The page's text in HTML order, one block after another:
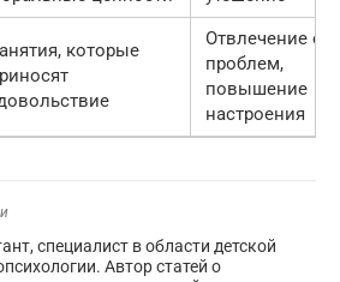
которые
Отвлечение от
проблем,
повышение
настроения
специалист в области детской
Автор статей о